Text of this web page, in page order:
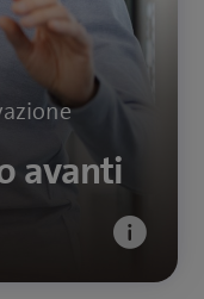
avanti